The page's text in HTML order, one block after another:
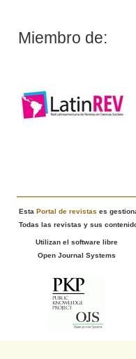
Miembro de:
Esta Portal de revistas es
Todas las revistas y sus
Utilizan el software libre
Open Journal Systems